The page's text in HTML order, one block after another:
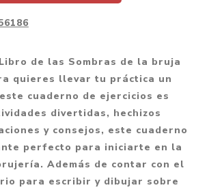
de las Sombras de la bruja
quieres llevar tu práctica un
cuaderno de ejercicios es
divertidas, hechizos
y consejos, este cuaderno
perfecto para iniciarte en la
Además de contar con el
para escribir y dibujar sobre